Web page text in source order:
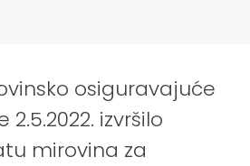
osiguravajuće
izvršilo
mirovina za